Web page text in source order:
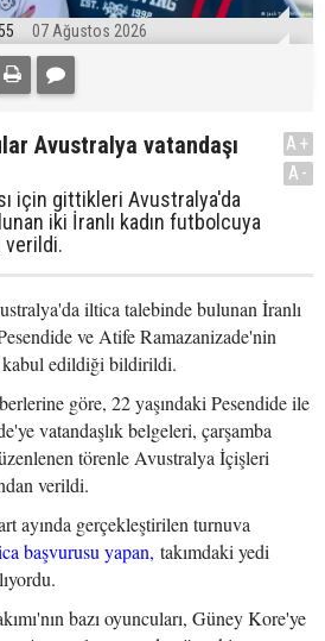
07 Ağustos 2026
Avustralya vatandaşı
için gittikleri Avustralya'da
iki İranlı kadın futbolcuya
verildi.
A+
A-
iltica talebinde bulunan İranlı
ve Atife Ramazanizade'nin
kabul edildiği bildirildi.
göre, 22 yaşındaki Pesendide ile
vatandaşlık belgeleri, çarşamba
törenle Avustralya İçişleri
verildi.
ayında gerçekleştirilen turnuva
başvurusu yapan, takımdaki yedi
bazı oyuncuları, Güney Kore'ye